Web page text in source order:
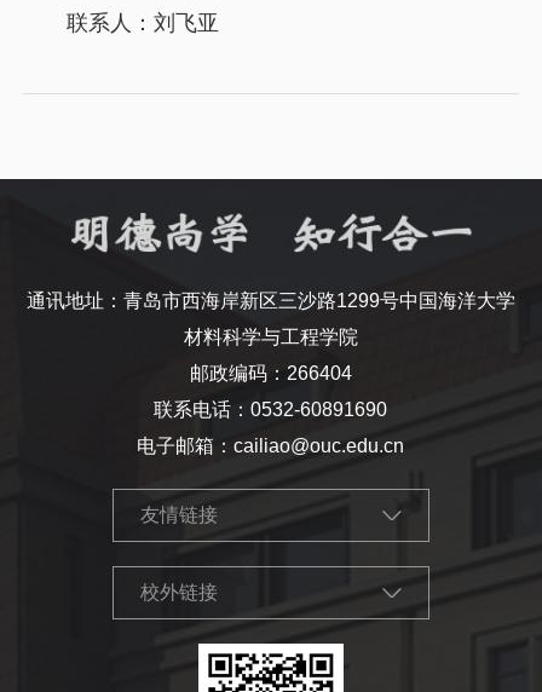
联系人：刘飞亚
通讯地址：青岛市西海岸新区三沙路1299号中国海洋大学
材料科学与工程学院
邮政编码：266404
联系电话：0532-60891690
电子邮箱：cailiao@ouc.edu.cn
友情链接
校外链接